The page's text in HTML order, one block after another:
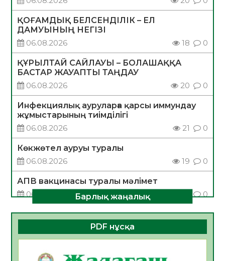
ҚОҒАМДЫҚ БЕЛСЕНДІЛІК – ЕЛ
ДАМУЫНЫҢ НЕГІЗІ
06.08.2026
18 0
ҚҰРЫЛТАЙ САЙЛАУЫ – БОЛАШАҚҚА
БАСТАР ЖАУАПТЫ ТАҢДАУ
06.08.2026
20 0
Инфекциялық ауруларға қарсы иммундау
жұмыстарының тиімділігі
06.08.2026
21 0
Көкжөтел ауруы туралы
06.08.2026
19 0
АПВ вакцинасы туралы мәлімет
06.08.2026
0
Open Air: Қызылорда облысы полиция
департаменті 20 мыңнан астам
көрерменнің қауіпсіздігін қамтамасыз етті
Барлық жаңалық
PDF нұсқа